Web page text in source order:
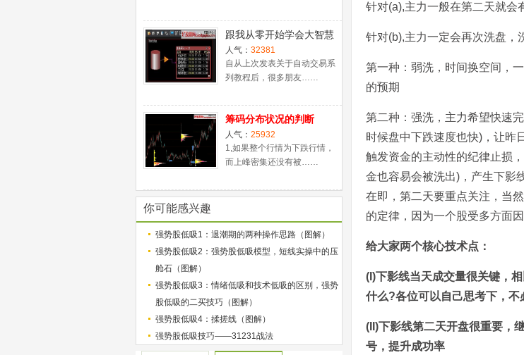
跟我从零开始学会大智慧
股票池自动交易
人气： 32381
自从上次发表关于自动交易系
列教程后，很多朋友……
筹码分布状况的判断
人气： 25932
1,如果整个行情为下跌行情，
而上峰密集还没有被……
你可能感兴趣
强势股低吸1：退潮期的两种操作思路（图解）
强势股低吸2：强势股低吸模型，短线实操中的压
舱石（图解）
强势股低吸3：情绪低吸和技术低吸的区别，强势
股低吸的二买技巧（图解）
强势股低吸4：揉搓线（图解）
强势股低吸技巧——31231战法
针对(a),主力一般在第二天就会
针对(b),主力一定会再次洗盘，
第一种：弱洗，时间换空间，
的预期
第二种：强洗，主力希望快速
时候盘中下跌速度也快)，让昨
触发资金的主动性的纪律止损
金也容易会被洗出)，产生下影
在即，第二天要重点关注，当
的定律，因为一个股受多方面
给大家两个核心技术点：
(I)下影线当天成交量很关键，
什么?各位可以自己思考下，不
(II)下影线第二天开盘很重要，
号，提升成功率